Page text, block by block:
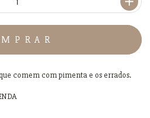
comem com pimenta e os errados.